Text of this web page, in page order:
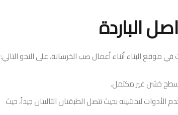
الباردة
موقع البناء أثناء أعمال صب الخرسانة، على النحو التالي:
سطح خشن غير مكتمل.
لتخشينه بحيث تتصل الطبقتان التاليتان جيداً، حيث